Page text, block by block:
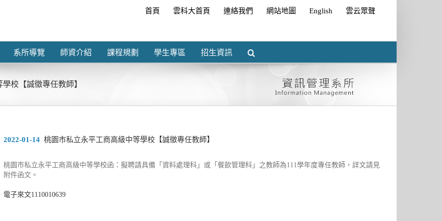
首頁 雲科大首頁 連絡我們 網站地圖 English 雲云眾聲
系所導覽 師資介紹 課程規劃 學生專區 招生資訊
校【誠徵專任教師】
2022-01-14 桃園市私立永平工商高級中等學校【誠徵專任教師】
桃園市私立永平工商高級中等學校函：擬聘請具備「資料處理科」或「餐飲管理科」之教師為111學年度專任教師，詳文請見
附件函文。
電子來文1110010639